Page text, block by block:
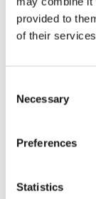
provided to
of their
Selection
Necessary
Preferences
Statistics
Motorjeans
Motorhoodie